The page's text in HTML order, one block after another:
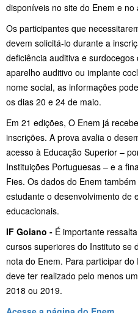
disponíveis no site do Enem e no
Os participantes que
devem solicitá-lo durante a
deficiência auditiva e
aparelho auditivo ou implante
nome social, as informações
os dias 20 e 24 de maio.
Em 21 edições, O Enem já
inscrições. A prova avalia o
acesso à Educação Superior –
Instituições Portuguesas – e a
Fies. Os dados do Enem
estudante o desenvolvimento de
educacionais.
IF Goiano - É importante
cursos superiores do Instituto se
nota do Enem. Para participar
deve ter realizado pelo menos
2018 ou 2019.